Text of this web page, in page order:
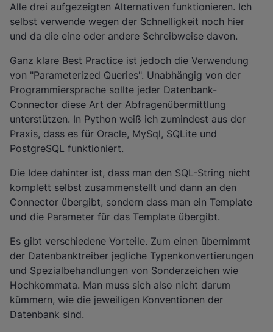
Alle drei aufgezeigten Alternativen funktionieren. Ich
selbst verwende wegen der Schnelligkeit noch hier
und da die eine oder andere Schreibweise davon.
Ganz klare Best Practice ist jedoch die Verwendung
von "Parameterized Queries". Unabhängig von der
Programmiersprache sollte jeder Datenbank-
Connector diese Art der Abfragenübermittlung
unterstützen. In Python weiß ich zumindest aus der
Praxis, dass es für Oracle, MySql, SQLite und
PostgreSQL funktioniert.
Die Idee dahinter ist, dass man den SQL-String nicht
komplett selbst zusammenstellt und dann an den
Connector übergibt, sondern dass man ein Template
und die Parameter für das Template übergibt.
Es gibt verschiedene Vorteile. Zum einen übernimmt
der Datenbanktreiber jegliche Typenkonvertierungen
und Spezialbehandlungen von Sonderzeichen wie
Hochkommata. Man muss sich also nicht darum
kümmern, wie die jeweiligen Konventionen der
Datenbank sind.